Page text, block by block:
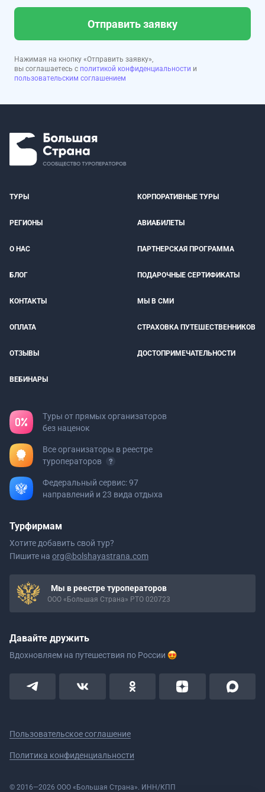
Отправить заявку
Нажимая на кнопку «Отправить заявку»,
вы соглашаетесь с политикой конфиденциальности и
пользовательским соглашением
ТУРЫ КОРПОРАТИВНЫЕ ТУРЫ
РЕГИОНЫ АВИАБИЛЕТЫ
О НАС ПАРТНЕРСКАЯ ПРОГРАММА
БЛОГ ПОДАРОЧНЫЕ СЕРТИФИКАТЫ
КОНТАКТЫ МЫ В СМИ
ОПЛАТА СТРАХОВКА ПУТЕШЕСТВЕННИКОВ
ОТЗЫВЫ ДОСТОПРИМЕЧАТЕЛЬНОСТИ
ВЕБИНАРЫ
Туры от прямых организаторов
без наценок
Все организаторы в реестре
туроператоров
Федеральный сервис: 97
направлений и 23 вида отдыха
Турфирмам
Хотите добавить свой тур?
Пишите на org@bolshayastrana.com
Мы в реестре туроператоров
ООО «Большая Страна» РТО 020723
Давайте дружить
Вдохновляем на путешествия по России
Пользовательское соглашение
Политика конфиденциальности
© 2016—2026 ООО «Большая Страна». ИНН/КПП